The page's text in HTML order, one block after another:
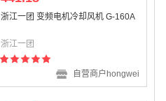
浙江一团 变频电机冷却风机 G-160A
浙江一团
自营商户hongwei